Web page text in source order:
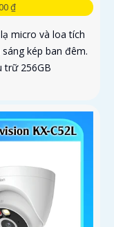
₫
micro và loa tích
kép ban đêm.
trữ 256GB